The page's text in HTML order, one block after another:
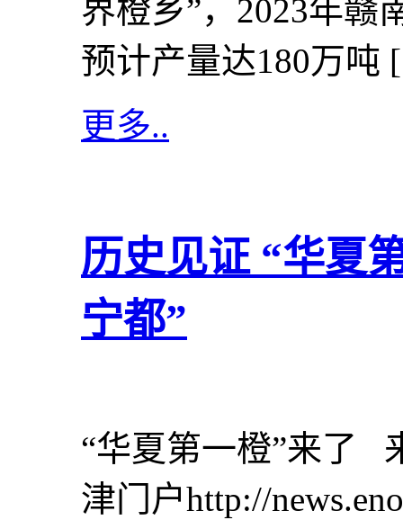
界橙乡”，2023年赣
预计产量达180万
更多..
历史见证 “华夏
宁都”
“华夏第一橙”来了
津门户http://